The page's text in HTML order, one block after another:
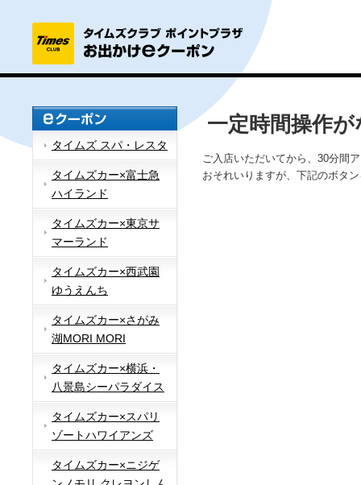
タイムズ スパ・レスタ
タイムズカー×富士急
ハイランド
タイムズカー×東京サ
マーランド
タイムズカー×西武園
ゆうえんち
タイムズカー×さがみ
湖MORI MORI
タイムズカー×横浜・
八景島シーパラダイス
タイムズカー×スパリ
ゾートハワイアンズ
タイムズカー×ニジゲ
一定時間操作
ご入店いただいてから、30分間
おそれいりますが、下記のボタ